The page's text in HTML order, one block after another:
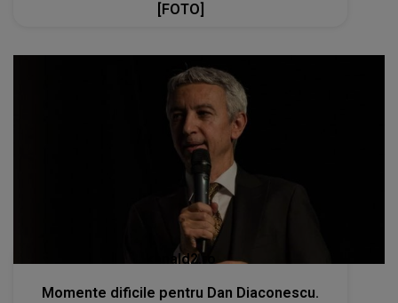
[FOTO]
kanald2.ro
Momente dificile pentru Dan Diaconescu.